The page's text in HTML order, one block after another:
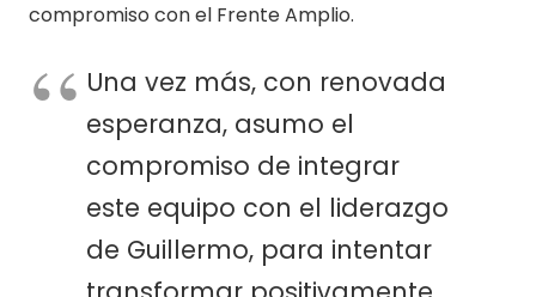
compromiso con el Frente Amplio.
Una vez más, con renovada
esperanza, asumo el
compromiso de integrar
este equipo con el liderazgo
de Guillermo, para intentar